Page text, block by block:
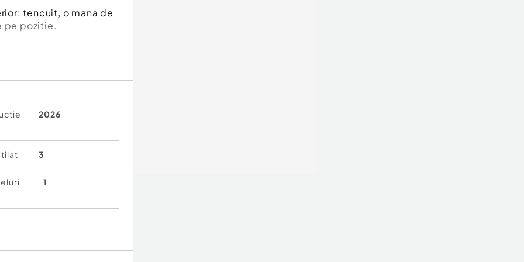
tencuit, o mana de
pe pozitie.
mp
irigatie.
bucatarie :
4,25mp, acces catre
terasa gradina 25
+ baie proprie :
+ 4mp, balcon /
2026
3
1